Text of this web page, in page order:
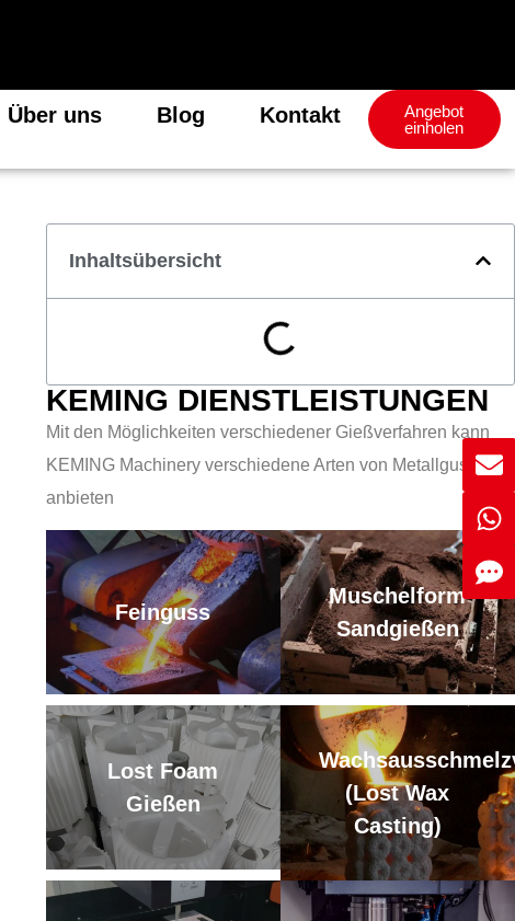
Über uns Blog Kontakt
Angebot
einholen
Inhaltsübersicht
KEMING DIENSTLEISTUNGEN
Mit den Möglichkeiten verschiedener Gießverfahren kann
KEMING Machinery verschiedene Arten von Metallguss
anbieten
Feinguss
Muschelform
Sandgießen
Lost Foam
Gießen
(Lost Wax
Casting)